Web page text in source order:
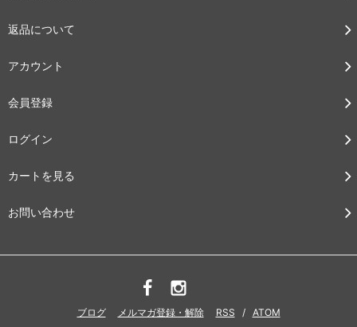
返品について
アカウント
会員登録
ログイン
カートを見る
お問い合わせ
ブログ メルマガ登録・解除 RSS / ATOM